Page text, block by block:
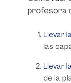
profesora
Llevar
las
Llevar
de la